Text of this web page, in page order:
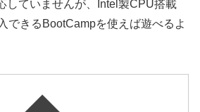
していませんが、Intel製CPU搭載
できるBootCampを使えば遊べるよ